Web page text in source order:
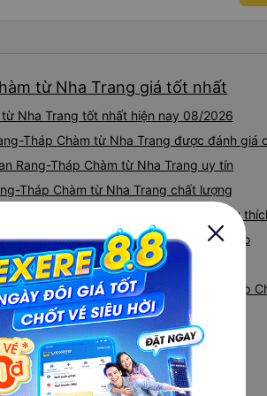
thời sinh viên"
từ Nha Trang giá tốt nhất
Nha Trang tốt nhất hiện nay 08/2026
Tháp Chàm từ Nha Trang được đánh giá
Rang-Tháp Chàm từ Nha Trang uy tín
Tháp Chàm từ Nha Trang chất lượng
Tháp Chàm từ Nha Trang được yêu
Chàm từ Nha Trang được đánh giá cao
Tháp Chàm từ Nha Trang uy tín
đôi đi Nha Trang từ Phan Rang-Tháp
Chàm của các nhà xe
từ Nha Trang
Rang-Tháp Chàm
Rang-Tháp Chàm Giường nằm đôi